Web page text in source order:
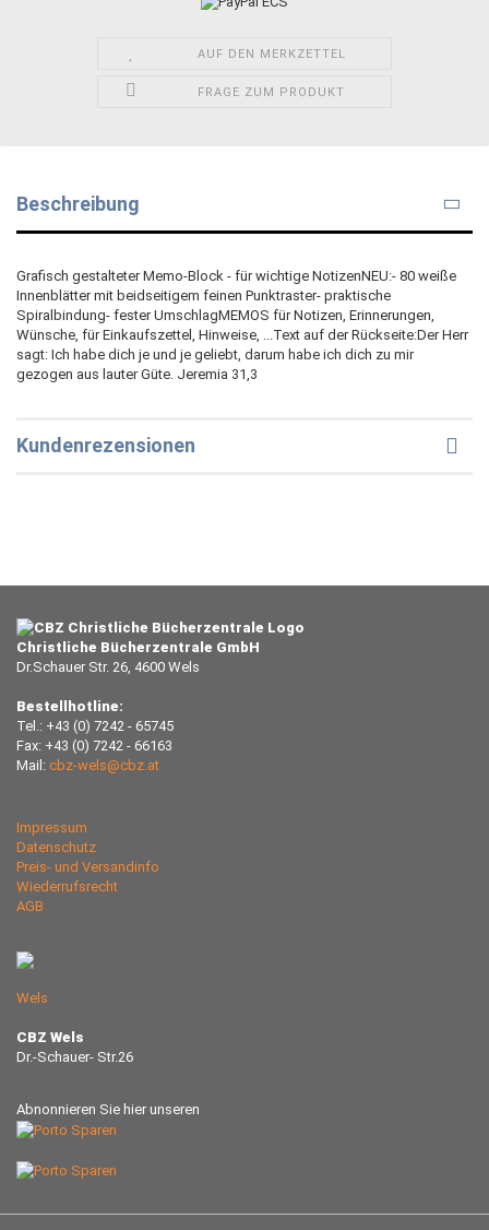
AUF DEN MERKZETTEL
FRAGE ZUM PRODUKT
Beschreibung
Grafisch gestalteter Memo-Block - für wichtige NotizenNEU:- 80 weiße
Innenblätter mit beidseitigem feinen Punktraster- praktische
Spiralbindung- fester UmschlagMEMOS für Notizen, Erinnerungen,
Wünsche, für Einkaufszettel, Hinweise, ...Text auf der Rückseite:Der Herr
sagt: Ich habe dich je und je geliebt, darum habe ich dich zu mir
gezogen aus lauter Güte. Jeremia 31,3
Kundenrezensionen
Christliche Bücherzentrale GmbH
Dr.Schauer Str. 26, 4600 Wels
Bestellhotline:
Tel.: +43 (0) 7242 - 65745
Fax: +43 (0) 7242 - 66163
Mail: cbz-wels@cbz.at
Impressum
Datenschutz
Preis- und Versandinfo
Wiederrufsrecht
AGB
Wels
CBZ Wels
Dr.-Schauer- Str.26
Abnonnieren Sie hier unseren